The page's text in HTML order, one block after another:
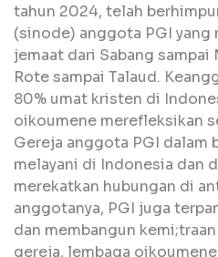
tahun 2024, telah
(sinode) anggota PGI yang
jemaat dari Sabang sampai
Rote sampai Talaud.
80% umat kristen di
oikoumene merefleksikan
Gereja anggota PGI dalam
melayani di Indonesia dan
merekatkan hubungan di
anggotanya, PGI juga
dan membangun
gereja, lembaga